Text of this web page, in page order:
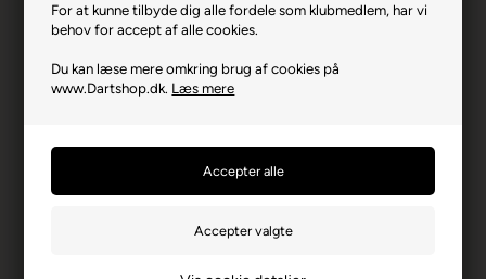
For at kunne tilbyde dig alle fordele som klubmedlem, har vi
behov for accept af alle cookies.
Du kan læse mere omkring brug af cookies på
www.Dartshop.dk. Læs mere
0835 Saitama
Advarsler